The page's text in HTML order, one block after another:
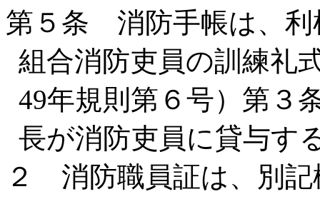
第５条 消防手帳は、利
組合消防吏員の訓練礼
49年規則第６号）第３
長が消防吏員に貸与す
２ 消防職員証は、別